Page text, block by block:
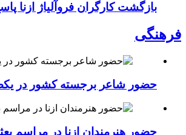
بازگشت کارگران فروآلیاژ ازنا
فرهنگی
حضور شاعر برجسته کشور در
حضور هنرمندان ازنا در مراسم